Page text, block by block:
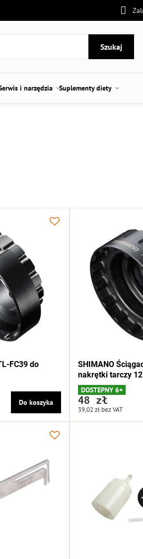
Szukaj
i narzędzia Suplementy diety
FC39 do
Do koszyka
SHIMANO
nakrętki tarczy
DOSTEPNY 6+
48 zł
39,02 zł bez VAT